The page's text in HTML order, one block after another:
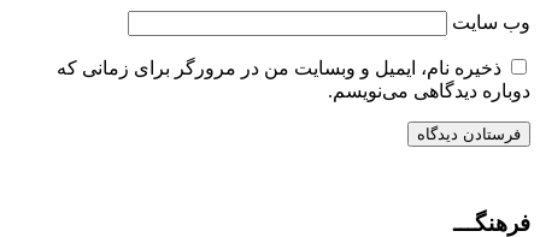
وب‌ سایت
ذخیره نام، ایمیل و وبسایت من در مرورگر برای زمانی که
دوباره دیدگاهی می‌نویسم.
فرهنگـــ